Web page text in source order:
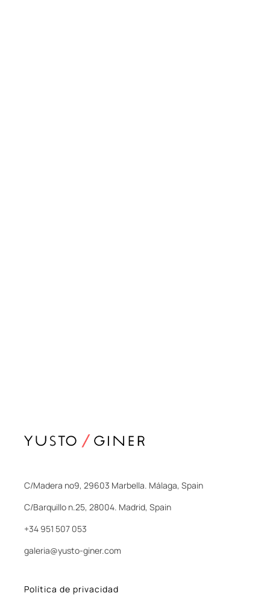
C/Madera nº9, 29603 Marbella. Málaga, Spain
C/Barquillo n.25, 28004. Madrid, Spain
+34 951 507 053
galeria@yusto-giner.com
Política de privacidad